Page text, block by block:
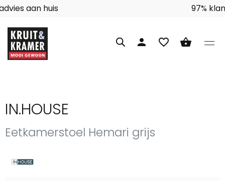
person favorite_border shopping_basket
IN.HOUSE
Eetkamerstoel Hemari grijs